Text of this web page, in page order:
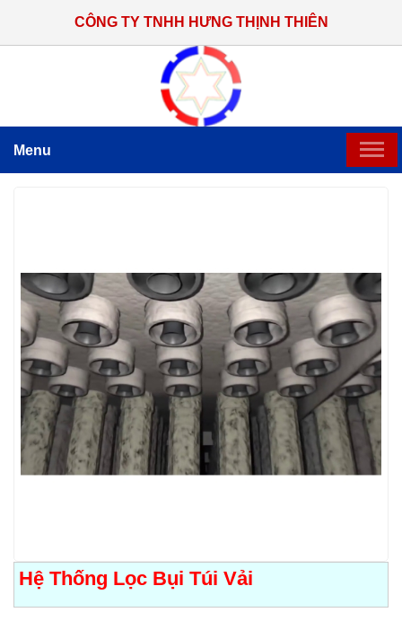
CÔNG TY TNHH HƯNG THỊNH THIÊN
Menu
SẢN PHẨM CHẾ TẠO
HỆ THỐNG THI CÔNG LẮP ĐẶT
TIN TỨC
TUYỂN DỤNG
LIÊN HỆ
Hệ Thống Lọc Bụi Túi Vải